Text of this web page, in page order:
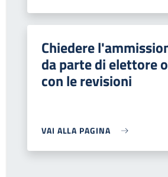
Chiedere
da parte di elettore
con le revisioni
VAI ALLA PAGINA